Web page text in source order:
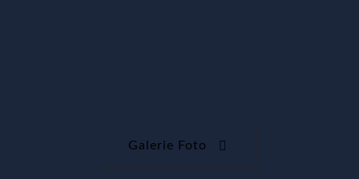
Galerie Foto